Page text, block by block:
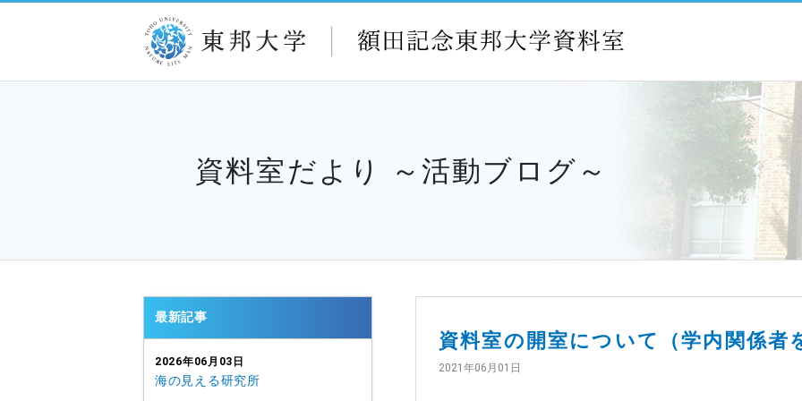
資料室だより ～活動ブログ～
資料室の開室について（学内関係者
2021年06月01日
最新記事
2026年06月03日
海の見える研究所